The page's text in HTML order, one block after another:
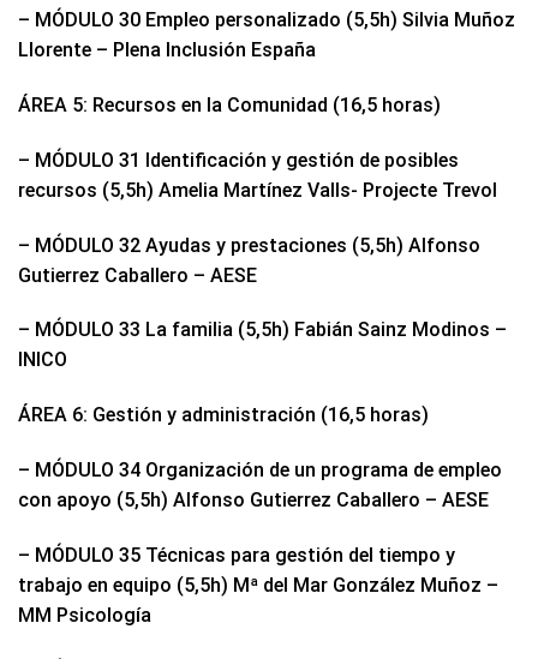
– MÓDULO 30 Empleo personalizado (5,5h) Silvia Muñoz
Llorente – Plena Inclusión España
ÁREA 5: Recursos en la Comunidad (16,5 horas)
– MÓDULO 31 Identificación y gestión de posibles
recursos (5,5h) Amelia Martínez Valls- Projecte Trevol
– MÓDULO 32 Ayudas y prestaciones (5,5h) Alfonso
Gutierrez Caballero – AESE
– MÓDULO 33 La familia (5,5h) Fabián Sainz Modinos –
INICO
ÁREA 6: Gestión y administración (16,5 horas)
– MÓDULO 34 Organización de un programa de empleo
con apoyo (5,5h) Alfonso Gutierrez Caballero – AESE
– MÓDULO 35 Técnicas para gestión del tiempo y
trabajo en equipo (5,5h) Mª del Mar González Muñoz –
MM Psicología